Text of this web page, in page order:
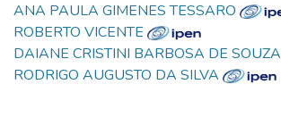
ANA PAULA GIMENES TESSARO
ROBERTO VICENTE
DAIANE CRISTINI BARBOSA DE SOUZA
RODRIGO AUGUSTO DA SILVA